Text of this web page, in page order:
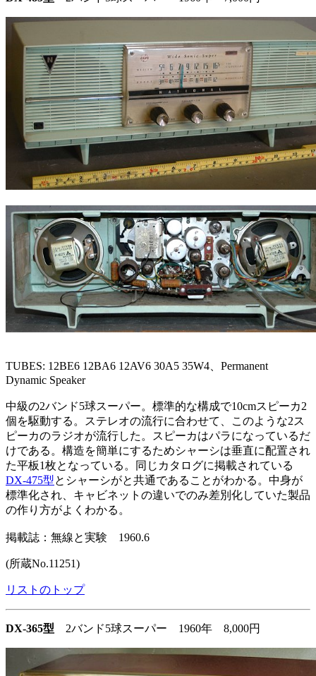
TUBES: 12BE6 12BA6 12AV6 30A5 35W4、Permanent
Dynamic Speaker
中級の2バンド5球スーパー。標準的な構成で10cmスピーカ2
個を駆動する。ステレオの流行に合わせて、このような2ス
ピーカのラジオが流行した。スピーカはパラになっているだ
けである。構造を簡単にするためシャーシは垂直に配置され
た平板1枚となっている。同じカタログに掲載されている
DX-475型とシャーシがと共通であることがわかる。中身が
標準化され、キャビネットの違いでのみ差別化していた製品
の作り方がよくわかる。
掲載誌：無線と実験 1960.6
(所蔵No.11251)
リストのトップ
DX-365型 2バンド5球スーパー 1960年 8,000円